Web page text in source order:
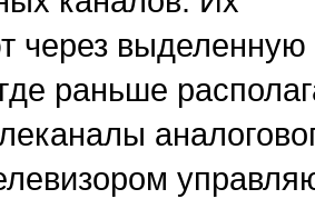
через выделенную
раньше